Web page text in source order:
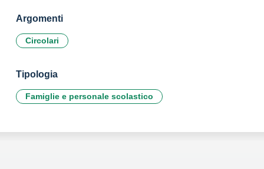
Argomenti
Circolari
Tipologia
Famiglie e personale scolastico